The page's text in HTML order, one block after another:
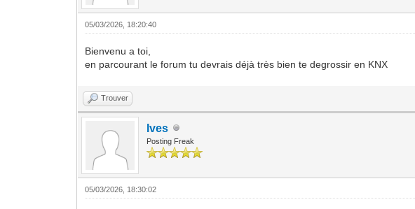
05/03/2026, 18:20:40
Bienvenu a toi,
en parcourant le forum tu devrais déjà très bien te degrossir en KNX
Trouver
Ives
Posting Freak
05/03/2026, 18:30:02